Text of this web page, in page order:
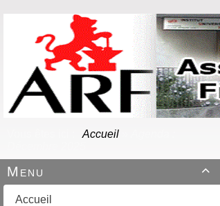
Accueil

Menu
Accueil